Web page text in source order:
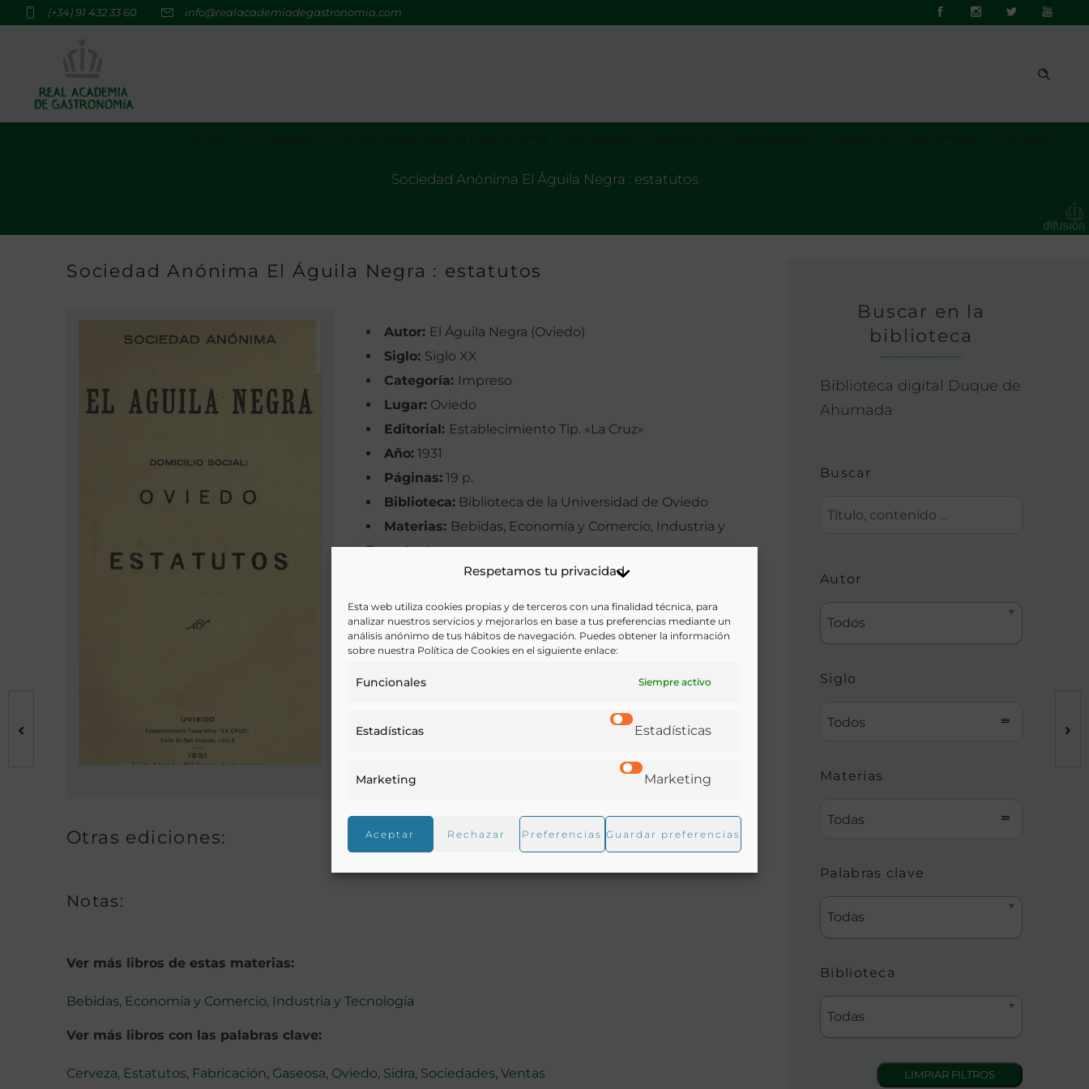
Respetamos tu privacidad
Esta web utiliza cookies propias y de terceros con una finalidad técnica, para
analizar nuestros servicios y mejorarlos en base a tus preferencias mediante un
análisis anónimo de tus hábitos de navegación. Puedes obtener la información
sobre nuestra Política de Cookies en el siguiente enlace:
Funcionales Siempre activo
Estadísticas Estadísticas
Marketing Marketing
Aceptar Rechazar Preferencias Guardar preferencias
(+34) 91 432 33 60 info@realacademiadegastronomia.com
Sociedad Anónima El Águila Negra : estatutos
Sociedad Anónima El Águila Negra : estatutos
Autor: El Águila Negra (Oviedo)
Siglo: Siglo XX
Categoría: Impreso
Lugar: Oviedo
Editorial: Establecimiento Tip. «La Cruz»
Año: 1931
Páginas: 19 p.
Biblioteca: Biblioteca de la Universidad de Oviedo
Materias: Bebidas, Economía y Comercio, Industria y
Tecnología
Palabras clave:Cerveza, Estatutos, Fabricación,
Gaseosa, Oviedo, Sidra, Sociedades, Ventas
Idioma:Castellano
Otras ediciones:
Notas:
Ver más libros de estas materias:
Bebidas, Economía y Comercio, Industria y Tecnología
Ver más libros con las palabras clave:
Cerveza, Estatutos, Fabricación, Gaseosa, Oviedo, Sidra, Sociedades, Ventas
Buscar en la
biblioteca
Biblioteca digital Duque de
Ahumada
Buscar
Autor
Todos
Siglo
Todos
Materias
Todas
Palabras clave
Todas
Biblioteca
Todas